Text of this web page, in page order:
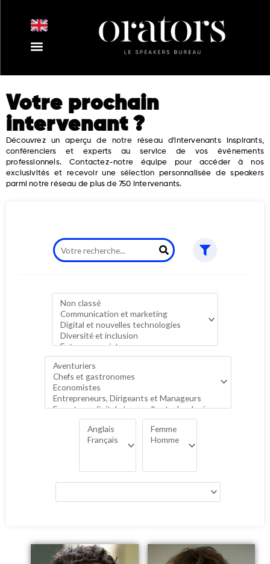
Votre prochain
intervenant ?
Découvrez un aperçu de notre réseau d'intervenants inspirants,
conférenciers et experts au service de vos événements
professionnels. Contactez-notre équipe pour accéder à nos
exclusivités et recevoir une sélection personnalisée de speakers
parmi notre réseau de plus de 750 intervenants.